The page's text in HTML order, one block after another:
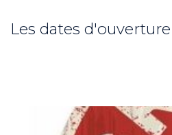
Les dates d'ouverture